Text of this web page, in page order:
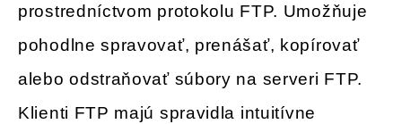
prostredníctvom protokolu FTP. Umožňuje
pohodlne spravovať, prenášať, kopírovať
alebo odstraňovať súbory na serveri FTP.
Klienti FTP majú spravidla intuitívne